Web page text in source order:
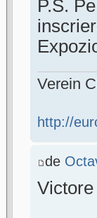
P.S.
Verein
http://
de
Victore